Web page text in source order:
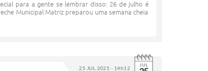
para a gente se lembrar disso: 26 de julho é
Municipal Matriz preparou uma semana cheia
25 JUL 2025 - 14h12 JUL